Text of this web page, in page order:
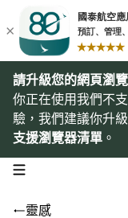
請升級您的網頁瀏
你正在使用我們不
驗，我們建議你升
支援瀏覽器清單 。
open navigation menu
靈感